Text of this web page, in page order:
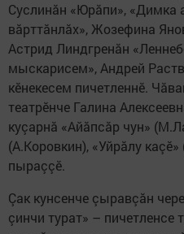
Суслинăн «Юрăпи»,
вăрттăнлăх», Жозефина
Астрид Линдгренăн
мыскарисем», Андрей
кӗнекесем пичетленнӗ.
театрӗнче Галина
куçарнă «Айăпсăр чун»
(А.Коровкин), «Уйрăлу
пыраççӗ.
Çак кунсенче çыравçăн
çинчи турат» – пичетленсе